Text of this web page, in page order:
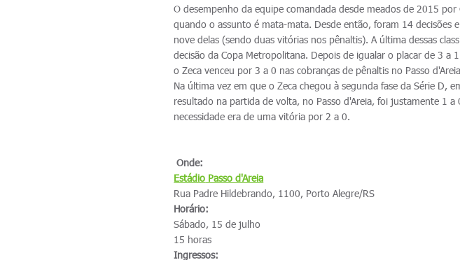
O desempenho da equipe comandada desde meados de 2015
quando o assunto é mata-mata. Desde então, foram 14 decisões
nove delas (sendo duas vitórias nos pênaltis). A última dessas
decisão da Copa Metropolitana. Depois de igualar o placar de 3
o Zeca venceu por 3 a 0 nas cobranças de pênaltis no Passo
Na última vez em que o Zeca chegou à segunda fase da Série D,
resultado na partida de volta, no Passo d'Areia, foi justamente 1 a
necessidade era de uma vitória por 2 a 0.
Onde:
Estádio Passo d'Areia
Rua Padre Hildebrando, 1100, Porto Alegre/RS
Horário:
Sábado, 15 de julho
15 horas
Ingressos: